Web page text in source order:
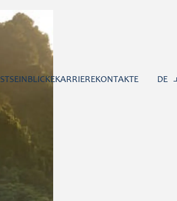
EINBLICKEKARRIEREKONTAKTE DE